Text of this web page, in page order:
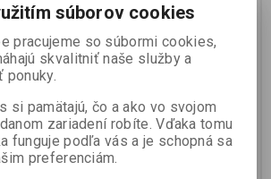
Katalógové číslo:CRP028
Záruka (mesiacov): 24
Počet v balení:1 ks
súborov cookies
pracujeme so súbormi cookies,
skvalitniť naše služby a
si pamätajú, čo a ako vo svojom
zariadení robíte. Vďaka tomu
funguje podľa vás a je schopná sa
preferenciám.